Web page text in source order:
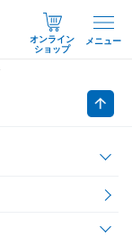
オンライン
ショップ
メニュー